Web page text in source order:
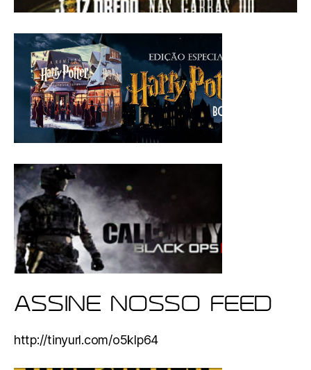
ASSINE NOSSO FEED
http://tinyurl.com/o5klp64